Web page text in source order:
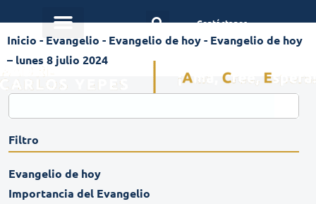
Contáctanos
Inicio - Evangelio - Evangelio de hoy- Evangelio de hoy
– lunes 8 julio 2024
Filtro
Evangelio de hoy
Importancia del Evangelio